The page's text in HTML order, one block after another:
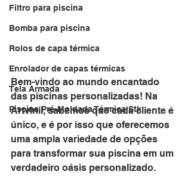
Filtro para piscina
Bomba para piscina
Rolos de capa térmica
Enrolador de capas térmicas
Tela Armada
Piscina Pré-Moldada Térmica Stk
Bem-vindo ao mundo encantado
das piscinas personalizadas! Na
Artvinil, sabemos que cada cliente é
único, e é por isso que oferecemos
uma ampla variedade de opções
para transformar sua piscina em um
verdadeiro oásis personalizado.